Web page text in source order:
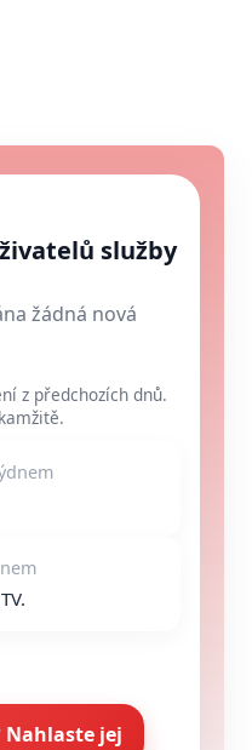
služby
žádná nová
z předchozích dnů.
Nahlaste jej